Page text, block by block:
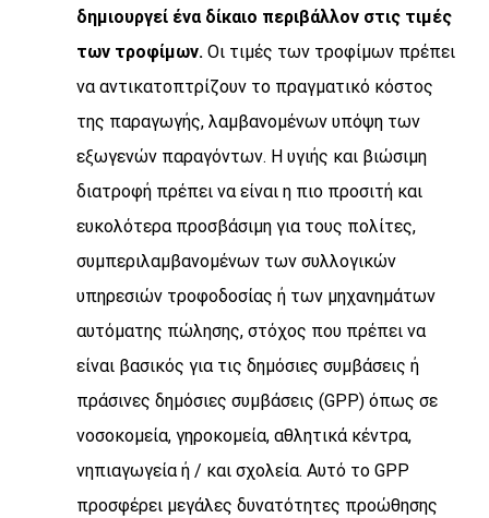
δημιουργεί ένα δίκαιο περιβάλλον στις τιμές
των τροφίμων. Οι τιμές των τροφίμων πρέπει
να αντικατοπτρίζουν το πραγματικό κόστος
της παραγωγής, λαμβανομένων υπόψη των
εξωγενών παραγόντων. Η υγιής και βιώσιμη
διατροφή πρέπει να είναι η πιο προσιτή και
ευκολότερα προσβάσιμη για τους πολίτες,
συμπεριλαμβανομένων των συλλογικών
υπηρεσιών τροφοδοσίας ή των μηχανημάτων
αυτόματης πώλησης, στόχος που πρέπει να
είναι βασικός για τις δημόσιες συμβάσεις ή
πράσινες δημόσιες συμβάσεις (GPP) όπως σε
νοσοκομεία, γηροκομεία, αθλητικά κέντρα,
νηπιαγωγεία ή / και σχολεία. Αυτό το GPP
προσφέρει μεγάλες δυνατότητες προώθησης